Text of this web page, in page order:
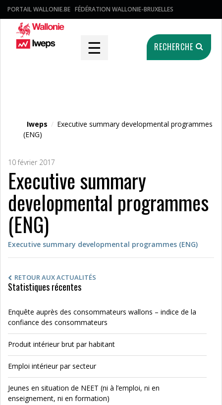
PORTAIL WALLONIE.BE FÉDÉRATION WALLONIE-BRUXELLES
☰ RECHERCHE
Iweps / Executive summary developmental programmes
(ENG)
10 février 2017
Executive summary
developmental programmes
(ENG)
Executive summary developmental programmes (ENG)
RETOUR AUX ACTUALITÉS
Statistiques récentes
Enquête auprès des consommateurs wallons – indice de la
confiance des consommateurs
Produit intérieur brut par habitant
Emploi intérieur par secteur
Jeunes en situation de NEET (ni à l’emploi, ni en
enseignement, ni en formation)